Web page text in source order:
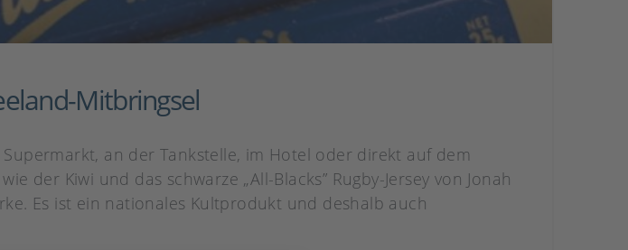
Mitbringsel
an der Tankstelle, im Hotel oder direkt auf dem
der Kiwi und das schwarze „All-Blacks” Rugby-Jersey von Jonah
Es ist ein nationales Kultprodukt und deshalb auch